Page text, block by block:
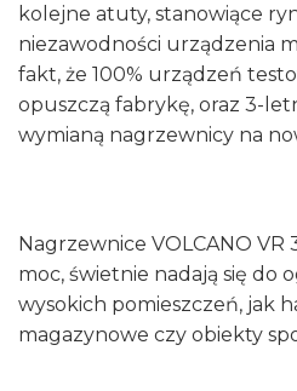
kolejne atuty, stanowiące
niezawodności urządzenia
fakt, że 100% urządzeń
opuszczą fabrykę, oraz 3-
wymianą nagrzewnicy na
Nagrzewnice VOLCANO VR
moc, świetnie nadają się do
wysokich pomieszczeń, jak
magazynowe czy obiekty